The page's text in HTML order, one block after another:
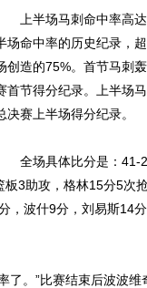
上半场马刺命中率高达
场命中率的历史纪录，
创造的75%。首节马刺
首节得分纪录。上半场
决赛上半场得分纪录。
全场具体比分是：41-
3助攻，格林15分5次
，波什9分，刘易斯14
。”比赛结束后波波维